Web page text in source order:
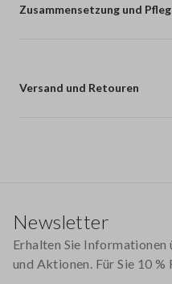
Zusammensetzung und
Versand und Retouren
Newsletter
Erhalten Sie
und Aktionen. Für Sie 10 %